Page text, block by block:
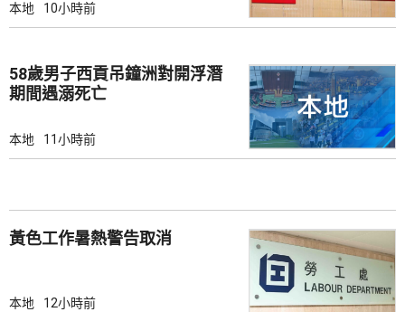
本地 10小時前
58歲男子西貢吊鐘洲對開浮潛
期間遇溺死亡
本地 11小時前
黃色工作暑熱警告取消
本地 12小時前